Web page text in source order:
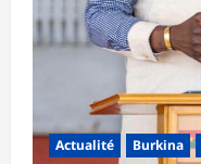
Actualité Burkina